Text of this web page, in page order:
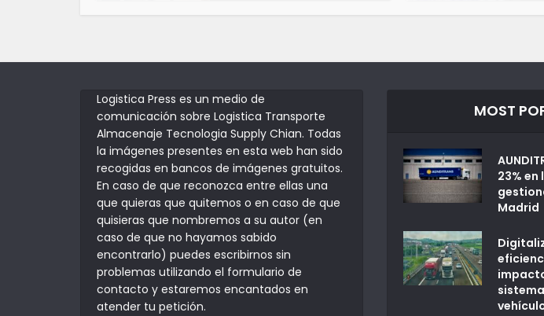
Logistica Press es un medio de
comunicación sobre Logistica Transporte
Almacenaje Tecnologia Supply Chian. Todas
la imágenes presentes en esta web han sido
recogidas en bancos de imágenes gratuitos.
En caso de que reconozca entre ellas una
que quieras que quitemos o en caso de que
quisieras que nombremos a su autor (en
caso de que no hayamos sabido
encontrarlo) puedes escribirnos sin
problemas utilizando el formulario de
contacto y estaremos encantados en
atender tu petición.
MOST
23%
Madrid